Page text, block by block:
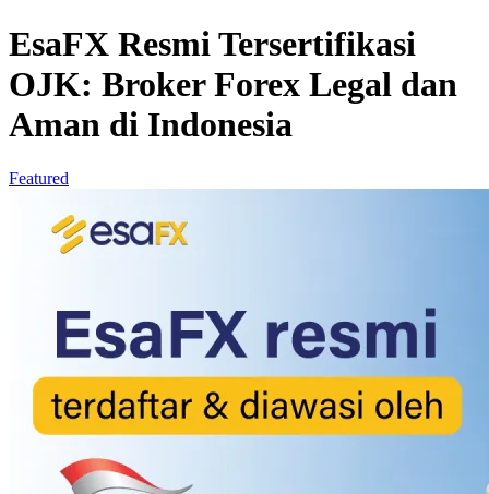
EsaFX Resmi Tersertifikasi
OJK: Broker Forex Legal dan
Aman di Indonesia
Featured